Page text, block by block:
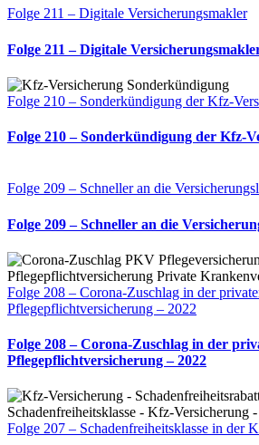
Folge 211 – Digitale Versicherungsmakler
Folge 211 – Digitale
Folge 210 – Sonderkündigung der Kfz-
Folge 210 – Sonderkündigung der Kfz-
Folge 209 – Schneller an die
Folge 209 – Schneller an die
Folge 208 – Corona-Zuschlag in der
Pflegepflichtversicherung – 2022
Folge 208 – Corona-Zuschlag in der
Pflegepflichtversicherung – 2022
Folge 207 – Schadenfreiheitsklasse in der